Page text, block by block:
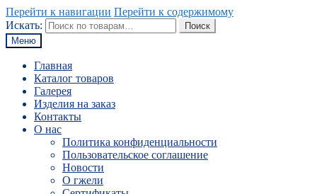
Перейти к навигации Перейти к содержимому
Искать:
Поиск
Меню
Главная
Каталог товаров
Галерея
Изделия на заказ
Контакты
О нас
Политика конфиденциальности
Пользовательское соглашение
Новости
О гжели